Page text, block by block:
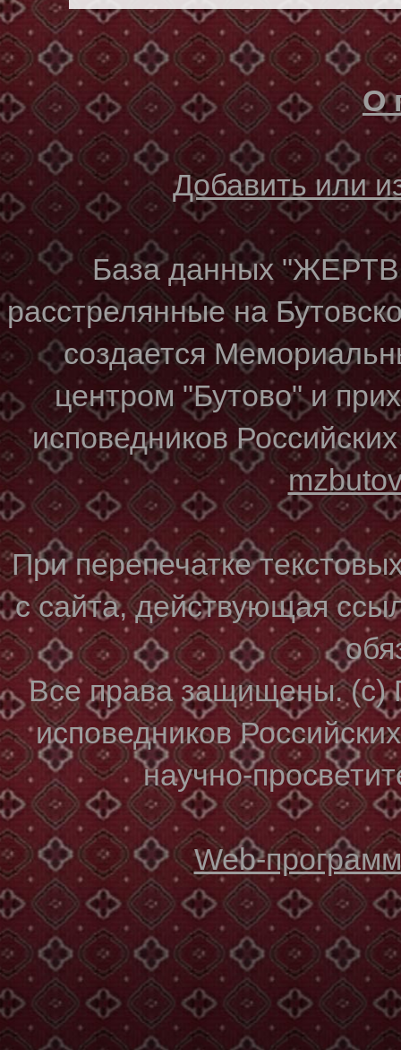
О
Добавить или
База данных
расстрелянные на
создается
центром "Бутово" и
исповедников
При перепечатке
с сайта, действующая
Все права защищены. (с)
исповедников
научно-
Web-